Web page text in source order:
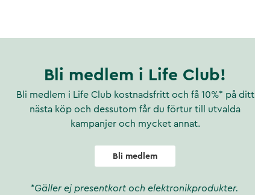
sammansättning av
i hårvårdsprodukter och
och förbättrar också
av aktiva substanser
Bli medlem i Life Club!
Bli medlem i Life Club kostnadsfritt och få 10%* på ditt
nästa köp och dessutom får du förtur till utvalda
kampanjer och mycket annat.
Bli medlem
*Gäller ej presentkort och elektronikprodukter.